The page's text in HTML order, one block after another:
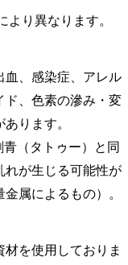
り異なります。
血、感染症、アレル
ド、色素の滲み・変
ります。
（タトゥー）と同
れが生じる可能性が
属によるもの）。
を使用しておりま